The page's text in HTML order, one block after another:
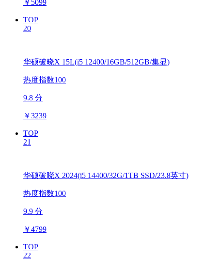
￥ 5099
TOP
20
华硕破晓X 15L(i5 12400/16GB/512GB/集显)
热度指数100
9.8 分
￥3239
TOP
21
华硕破晓X 2024(i5 14400/32G/1TB SSD/23.8英寸)
热度指数100
9.9 分
￥4799
TOP
22